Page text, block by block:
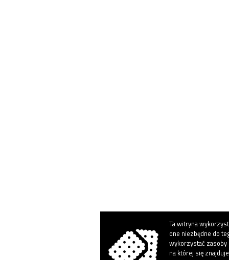
Ta witryna
one niezbędne do
wykorzystać
na której się